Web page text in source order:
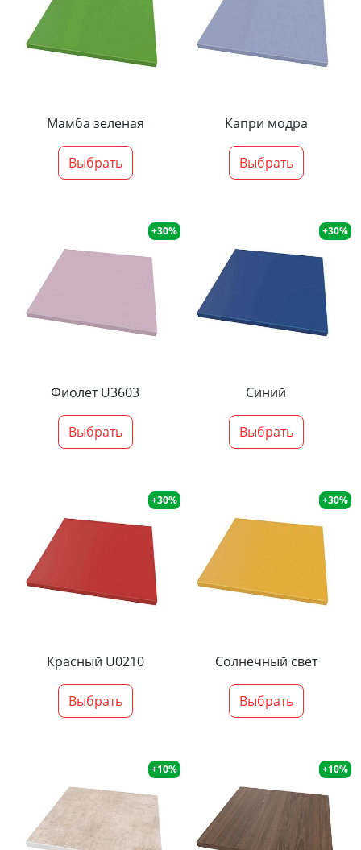
Мамба зеленая
Выбрать
Капри модра
Выбрать
+30%
Фиолет U3603
Выбрать
+30%
Синий
Выбрать
+30%
Красный U0210
Выбрать
+30%
Солнечный свет
Выбрать
+10% +10%